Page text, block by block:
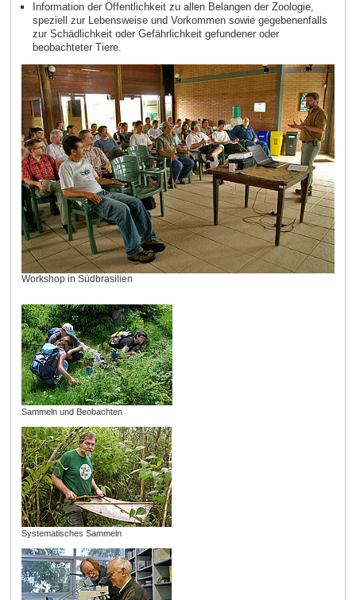
Information der Öffentlichkeit zu allen Belangen der Zoologie,
speziell zur Lebensweise und Vorkommen sowie gegebenenfalls
zur Schädlichkeit oder Gefährlichkeit gefundener oder
beobachteter Tiere.
Workshop in Südbrasilien
Sammeln und Beobachten
Systematisches Sammeln